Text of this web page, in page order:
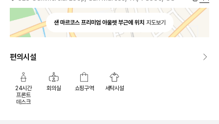
샌 마르코스 프리미엄 아울렛 부근에 위치 지도보기
편의시설
24시간
프론트
데스크
회의실 쇼핑구역 세탁시설